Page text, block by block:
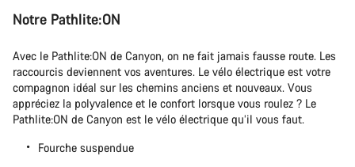
Notre Pathlite:ON
Avec le Pathlite:ON de Canyon, on ne fait jamais fausse route. Les
raccourcis deviennent vos aventures. Le vélo électrique est votre
compagnon idéal sur les chemins anciens et nouveaux. Vous
appréciez la polyvalence et le confort lorsque vous roulez ? Le
Pathlite:ON de Canyon est le vélo électrique qu’il vous faut.
Fourche suspendue